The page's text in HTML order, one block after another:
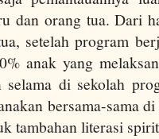
dan orang tua. Dari
setelah program
anak yang
di sekolah
bersama-sama
tambahan literasi